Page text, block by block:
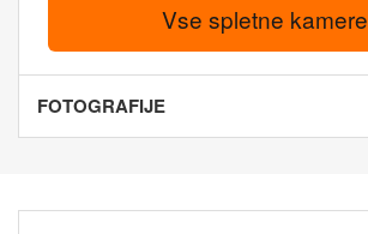
Vse spletne kamere
FOTOGRAFIJE